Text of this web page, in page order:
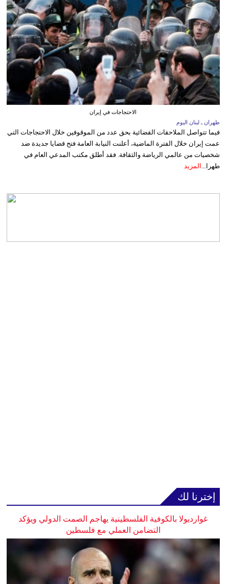
الاحتجاجات في إيران
طهران ـ لبنان اليوم
فيما تتواصل الملاحقات القضائية بحق عدد من الموقوفين خلال الاحتجاجات التي
عمت إيران خلال الفترة الماضية، أعلنت النيابة العامة فتح قضايا جديدة ضد
شخصيات من عالمي الرياضة والثقافة. فقد أطلق مكتب المدعي العام في
طهرا... المزيد
إخترنا لك
غوارديولا بالكوفية الفلسطينية يهاجم الصمت الدولي ويؤكد
التضامن العملي مع فلسطين